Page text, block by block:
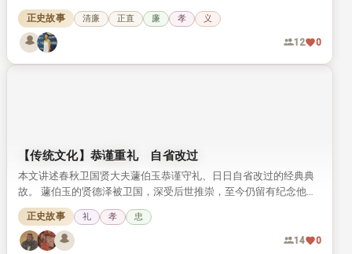
正史故事 清廉 正直 廉 孝 义
12 0
【传统文化】恭谨重礼 自省改过
本文讲述春秋卫国贤大夫蘧伯玉恭谨守礼、日日自省改过的经典典
故。 蘧伯玉的贤德泽被卫国，深受后世推崇，至今仍留有纪念他的
相关遗迹。
正史故事 礼 孝 忠
14 0